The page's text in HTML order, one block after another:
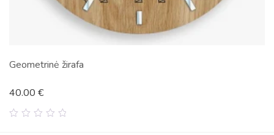
Geometrinė žirafa
40.00 €